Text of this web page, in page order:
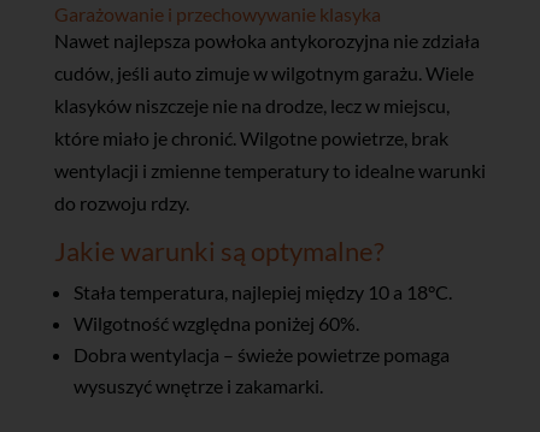
Garażowanie i przechowywanie klasyka
Nawet najlepsza powłoka antykorozyjna nie zdziała
cudów, jeśli auto zimuje w wilgotnym garażu. Wiele
klasyków niszczeje nie na drodze, lecz w miejscu,
które miało je chronić. Wilgotne powietrze, brak
wentylacji i zmienne temperatury to idealne warunki
do rozwoju rdzy.
Jakie warunki są optymalne?
Stała temperatura, najlepiej między 10 a 18°C.
Wilgotność względna poniżej 60%.
Dobra wentylacja – świeże powietrze pomaga
wysuszyć wnętrze i zakamarki.